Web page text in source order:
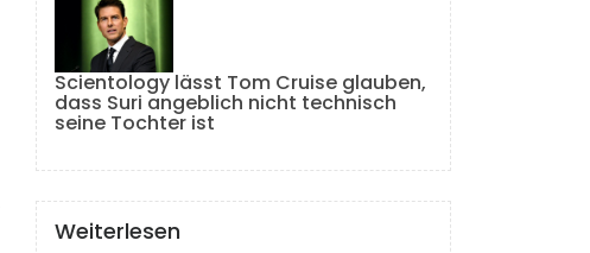
Scientology lässt Tom Cruise glauben,
dass Suri angeblich nicht technisch
seine Tochter ist
Weiterlesen